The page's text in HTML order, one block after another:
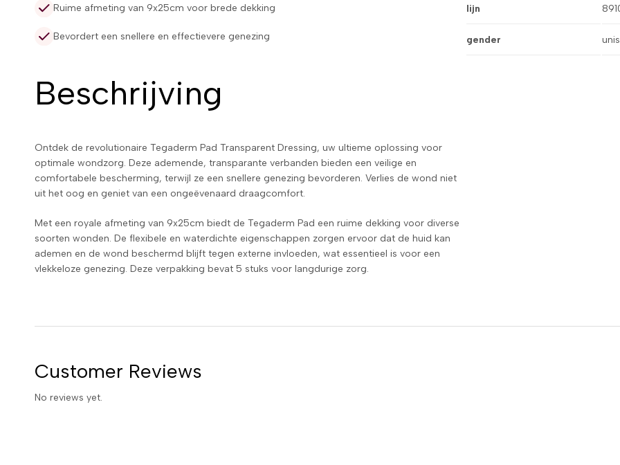
Ruime afmeting van 9x25cm voor brede dekking
Bevordert een snellere en effectievere genezing
Beschrijving
Ontdek de revolutionaire Tegaderm Pad Transparent Dressing, uw ultieme oplossing voor
optimale wondzorg. Deze ademende, transparante verbanden bieden een veilige en
comfortabele bescherming, terwijl ze een snellere genezing bevorderen. Verlies de wond niet
uit het oog en geniet van een ongeëvenaard draagcomfort.
Met een royale afmeting van 9x25cm biedt de Tegaderm Pad een ruime dekking voor diverse
soorten wonden. De flexibele en waterdichte eigenschappen zorgen ervoor dat de huid kan
ademen en de wond beschermd blijft tegen externe invloeden, wat essentieel is voor een
vlekkeloze genezing. Deze verpakking bevat 5 stuks voor langdurige zorg.
lijn
gender
Customer Reviews
No reviews yet.